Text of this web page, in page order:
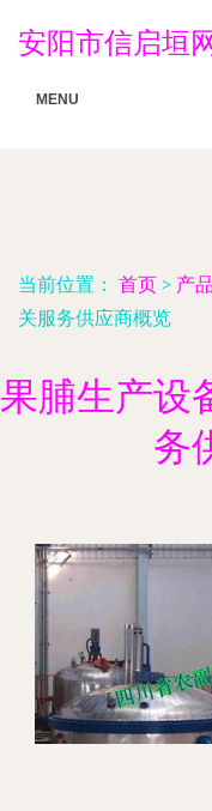
安阳市信启垣
MENU
当前位置： 首页 > 产
关服务供应商概览
果脯生产设
务